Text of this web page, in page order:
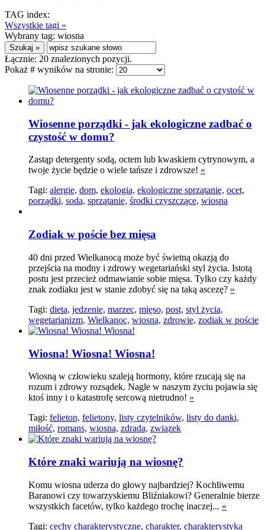
TAG index:
Wszystkie tagi »
Wybrany tag: wiosna
Łącznie: 20 znalezionych pozycji.
Pokaż # wyników na stronie:
Wiosenne porządki - jak ekologiczne zadbać o
czystość w domu?
Zastąp detergenty sodą, octem lub kwaskiem cytrynowym, a
twoje życie będzie o wiele tańsze i zdrowsze! »
Tagi: alergie, dom, ekologia, ekologiczne sprzątanie, ocet,
porządki, soda, sprzątanie, środki czyszczące, wiosna
Zodiak w poście bez mięsa
40 dni przed Wielkanocą może być świetną okazją do
przejścia na modny i zdrowy wegetariański styl życia. Istotą
postu jest przecież odmawianie sobie mięsa. Tylko czy każdy
znak zodiaku jest w stanie zdobyć się na taką ascezę? »
Tagi: dieta, jedzenie, marzec, mięso, post, styl życia,
wegetarianizm, Wielkanoc, wiosna, zdrowie, zodiak w poście
Wiosna! Wiosna! Wiosna!
Wiosną w człowieku szaleją hormony, które rzucają się na
rozum i zdrowy rozsądek. Nagle w naszym życiu pojawia się
ktoś inny i o katastrofę sercową nietrudno! »
Tagi: felieton, felietony, listy czytelników, listy do danki,
miłość, romans, wiosna, zdrada, związek
Które znaki wariują na wiosnę?
Komu wiosna uderza do głowy najbardziej? Kochliwemu
Baranowi czy towarzyskiemu Bliźniakowi? Generalnie bierze
wszystkich facetów, tylko każdego trochę inaczej... »
Tagi: cechy charakterystyczne, charakter, charakterystyka